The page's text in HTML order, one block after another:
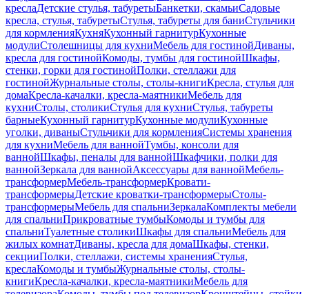
креслаДетские стулья, табуретыБанкетки, скамьиСадовые
кресла, стулья, табуретыСтулья, табуреты для баниСтульчики
для кормленияКухняКухонный гарнитурКухонные
модулиСтолешницы для кухниМебель для гостинойДиваны,
кресла для гостинойКомоды, тумбы для гостинойШкафы,
стенки, горки для гостинойПолки, стеллажи для
гостинойЖурнальные столы, столы-книгиКресла, стулья для
домаКресла-качалки, кресла-маятникиМебель для
кухниСтолы, столикиСтулья для кухниСтулья, табуреты
барныеКухонный гарнитурКухонные модулиКухонные
уголки, диваныСтульчики для кормленияСистемы хранения
для кухниМебель для ваннойТумбы, консоли для
ваннойШкафы, пеналы для ваннойШкафчики, полки для
ваннойЗеркала для ваннойАксессуары для ваннойМебель-
трансформерМебель-трансформерКровати-
трансформерыДетские кроватки-трансформерыСтолы-
трансформерыМебель для спальниЗеркалаКомплекты мебели
для спальниПрикроватные тумбыКомоды и тумбы для
спальниТуалетные столикиШкафы для спальниМебель для
жилых комнатДиваны, кресла для домаШкафы, стенки,
секцииПолки, стеллажи, системы храненияСтулья,
креслаКомоды и тумбыЖурнальные столы, столы-
книгиКресла-качалки, кресла-маятникиМебель для